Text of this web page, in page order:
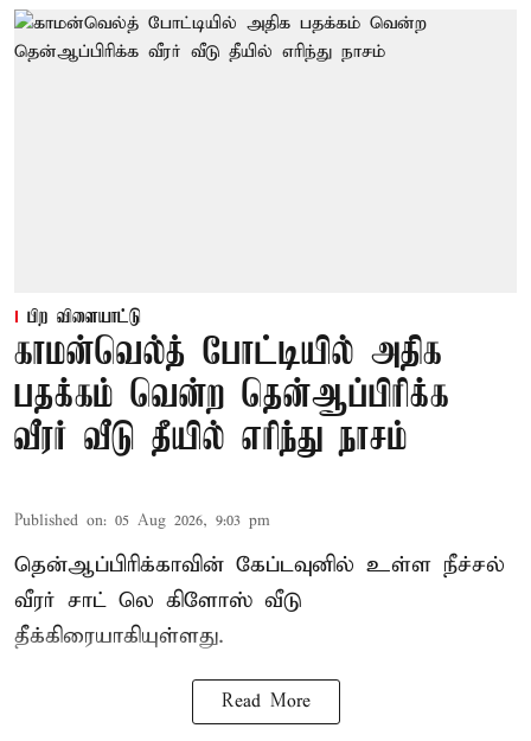
பிற விளையாட்டு
காமன்வெல்த் போட்டியில் அதிக
பதக்கம் வென்ற தென்ஆப்பிரிக்க
வீரர் வீடு தீயில் எரிந்து நாசம்
Published on: 05 Aug 2026, 9:03 pm
தென்ஆப்பிரிக்காவின் கேப்டவுனில் உள்ள நீச்சல்
வீரர் சாட் லெ கிளோஸ் வீடு
தீக்கிரையாகியுள்ளது.
Read More